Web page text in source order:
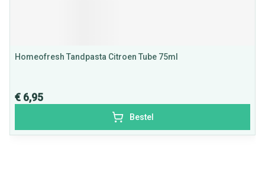
Homeofresh Tandpasta Citroen Tube 75ml
€ 6,95
Bestel